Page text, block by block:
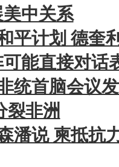
中关系
平计划 德奎
能直接对话
统首脑会议
裂非洲
潘说 柬抵抗